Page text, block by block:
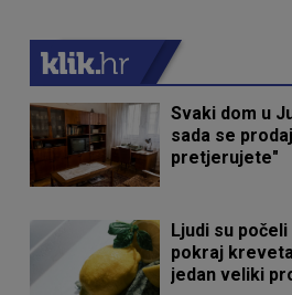
Svaki dom u
sada se
pretjerujete"
Ljudi su
pokraj
jedan veliki